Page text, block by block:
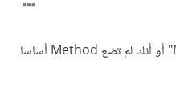
يبدو أنك استخدمت Method="get" أو أنك لم تضع Method أساسا